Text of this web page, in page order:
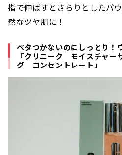
指で伸ばすとさらりとしたパ
然なツヤ肌に！
ベタつかないのにしっとり！
「クリニーク モイスチャー
グ コンセントレート」